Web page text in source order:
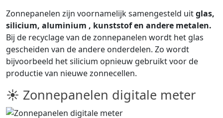
Zonnepanelen zijn voornamelijk samengesteld uitglas,
silicium, aluminium , kunststof en andere metalen.
Bij de recyclage van de zonnepanelen wordt het glas
gescheiden van de andere onderdelen. Zo wordt
bijvoorbeeld het silicium opnieuw gebruikt voor de
productie van nieuwe zonnecellen.
☀ Zonnepanelen digitale meter